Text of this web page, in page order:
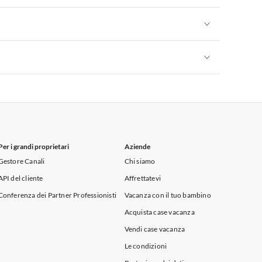
i grandi proprietari
Canali
del cliente
dei Partner Professionisti
Aziende
Chi siamo
Affrettatevi
Vacanza con il tuo bambino
Acquista case vacanza
Vendi case vacanza
Le condizioni